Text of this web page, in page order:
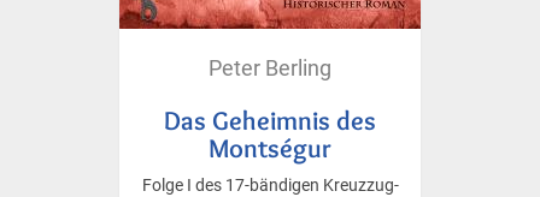
Peter Berling
Das Geheimnis des
Montségur
Folge I des 17-bändigen Kreuzzug-